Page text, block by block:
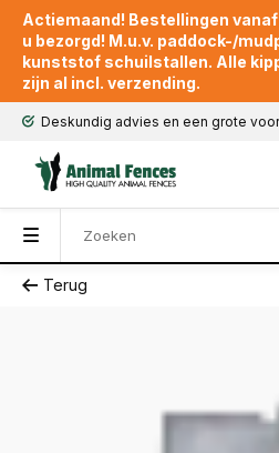
Actiemaand! Bestellingen
u bezorgd! M.u.v. paddock-/
kunststof schuilstallen. Alle
zijn al incl. verzending.
Eigen transport en snel geleverd
Terug